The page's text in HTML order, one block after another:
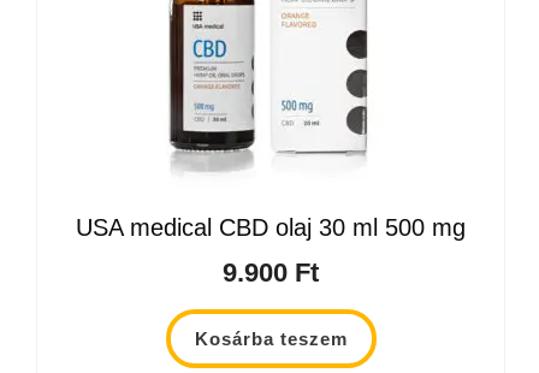
USA medical CBD olaj 30 ml 500 mg
9.900 Ft
Kosárba teszem